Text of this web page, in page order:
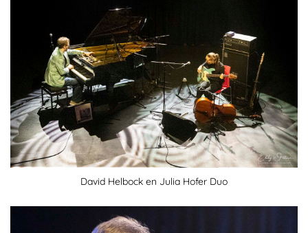
David Helbock en Julia Hofer Duo